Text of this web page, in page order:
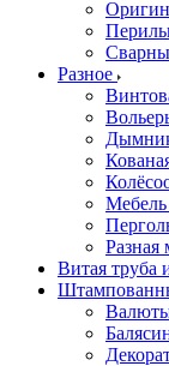
Разное
Разная
Витая труба